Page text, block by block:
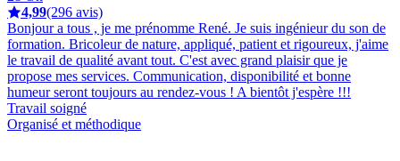
4,99(296 avis)
Bonjour a tous , je me prénomme René. Je suis ingénieur du son de
formation. Bricoleur de nature, appliqué, patient et rigoureux, j'aime
le travail de qualité avant tout. C'est avec grand plaisir que je
propose mes services. Communication, disponibilité et bonne
humeur seront toujours au rendez-vous ! A bientôt j'espère !!!
Travail soigné
Organisé et méthodique